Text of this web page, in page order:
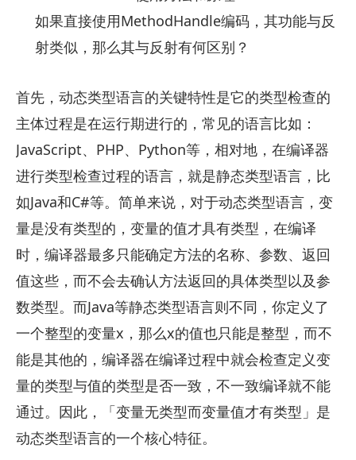
如果直接使用MethodHandle编码，其功能与反
射类似，那么其与反射有何区别？
首先，动态类型语言的关键特性是它的类型检查的
主体过程是在运行期进行的，常见的语言比如：
JavaScript、PHP、Python等，相对地，在编译器
进行类型检查过程的语言，就是静态类型语言，比
如Java和C#等。简单来说，对于动态类型语言，变
量是没有类型的，变量的值才具有类型，在编译
时，编译器最多只能确定方法的名称、参数、返回
值这些，而不会去确认方法返回的具体类型以及参
数类型。而Java等静态类型语言则不同，你定义了
一个整型的变量x，那么x的值也只能是整型，而不
能是其他的，编译器在编译过程中就会检查定义变
量的类型与值的类型是否一致，不一致编译就不能
通过。因此，「变量无类型而变量值才有类型」是
动态类型语言的一个核心特征。